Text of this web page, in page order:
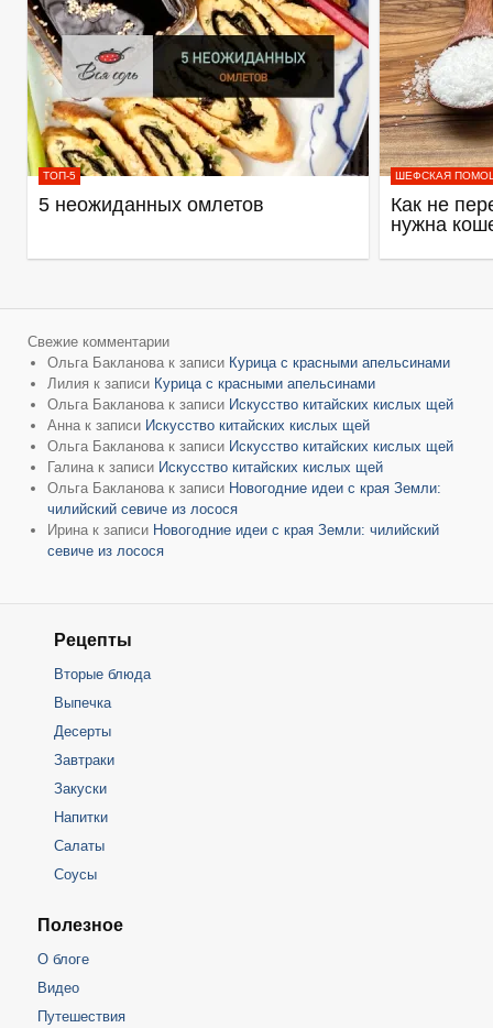
ТОП-5
5 неожиданных омлетов
ШЕФСКАЯ
Как не
нужна
Свежие комментарии
Ольга Бакланова к записи Курица с красными апельсинами
Лилия к записи Курица с красными апельсинами
Ольга Бакланова к записи Искусство китайских кислых щей
Анна к записи Искусство китайских кислых щей
Ольга Бакланова к записи Искусство китайских кислых щей
Галина к записи Искусство китайских кислых щей
Ольга Бакланова к записи Новогодние идеи с края Земли:
чилийский севиче из лосося
Ирина к записи Новогодние идеи с края Земли: чилийский
севиче из лосося
Рецепты
Вторые блюда
Выпечка
Десерты
Завтраки
Закуски
Напитки
Салаты
Соусы
Полезное
О блоге
Видео
Путешествия